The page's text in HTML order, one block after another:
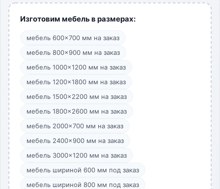
Изготовим мебель в размерах:
мебель 600×700 мм на заказ
мебель 800×900 мм на заказ
мебель 1000×1200 мм на заказ
мебель 1200×1800 мм на заказ
мебель 1500×2200 мм на заказ
мебель 1800×2600 мм на заказ
мебель 2000×700 мм на заказ
мебель 2400×900 мм на заказ
мебель 3000×1200 мм на заказ
мебель шириной 600 мм под заказ
мебель шириной 800 мм под заказ